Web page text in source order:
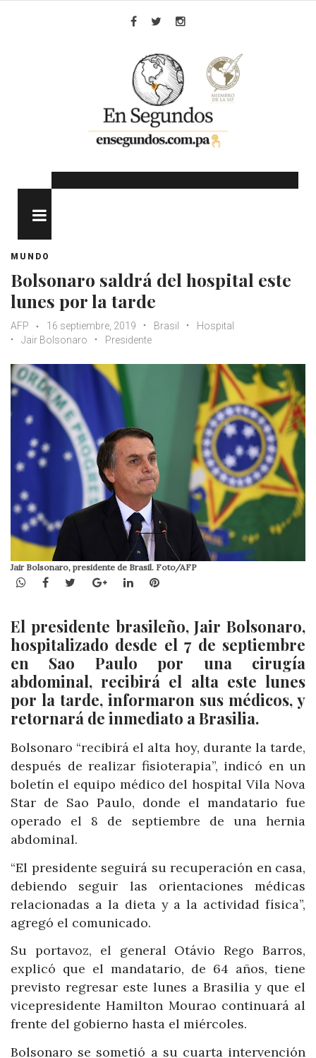
MUNDO
Bolsonaro saldrá del hospital este
lunes por la tarde
AFP 16 septiembre, 2019 Brasil
Hospital
Jair Bolsonaro
Presidente
Jair Bolsonaro, presidente de Brasil. Foto/AFP
WhatsApp
Facebook
TwitterGoogle+LinkedInPinterest
El presidente brasileño, Jair Bolsonaro,
hospitalizado desde el 7 de septiembre
en Sao Paulo por una cirugía
abdominal, recibirá el alta este lunes
por la tarde, informaron sus médicos, y
retornará de inmediato a Brasilia.
Bolsonaro “recibirá el alta hoy, durante la tarde,
después de realizar fisioterapia”, indicó en un
boletín el equipo médico del hospital Vila Nova
Star de Sao Paulo, donde el mandatario fue
operado el 8 de septiembre de una hernia
abdominal.
“El presidente seguirá su recuperación en casa,
debiendo seguir las orientaciones médicas
relacionadas a la dieta y a la actividad física”,
agregó el comunicado.
Su portavoz, el general Otávio Rego Barros,
explicó que el mandatario, de 64 años, tiene
previsto regresar este lunes a Brasilia y que el
vicepresidente Hamilton Mourao continuará al
frente del gobierno hasta el miércoles.
Bolsonaro se sometió a su cuarta intervención